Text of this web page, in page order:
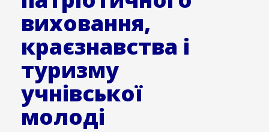
виховання,
краєзнавства і
туризму
учнівської
молоді